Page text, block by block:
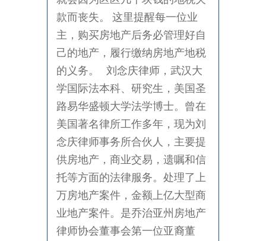
款而丧失。 这里提醒每一位业
主，购买房地产后务必管理好自
己的地产，履行缴纳房地产地税
的义务。 刘念庆律师，武汉大
学国际法本科、研究生，美国圣
路易华盛顿大学法学博士。曾在
美国著名律所工作多年，现为刘
念庆律师事务所合伙人，主要提
供房地产，商业交易，遗嘱和信
托等方面的法律服务。处理了上
万房地产案件，金额上亿大型商
业地产案件。是乔治亚州房地产
律师协会董事会第一位亚裔董